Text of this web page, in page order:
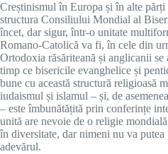
Creștinismul în Europa și în alte
structura Consiliului Mondial al
încet, dar sigur, într-o unitate
Romano-Catolică va fi, în cele din
Ortodoxia răsăriteană și anglicanii se
timp ce bisericile evanghelice și
bune cu această structură religioasă
iudaismul și islamul – și, de
– este îmbunătățită prin conferințe
unită are nevoie de o religie
în diversitate, dar nimeni nu va putea
adevărul.